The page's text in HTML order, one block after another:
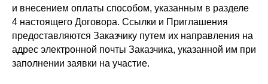
и внесением оплаты способом, указанным в разделе
4 настоящего Договора. Ссылки и Приглашения
предоставляются Заказчику путем их направления на
адрес электронной почты Заказчика, указанной им при
заполнении заявки на участие.